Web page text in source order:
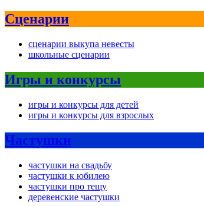
Сценарии
сценарии выкупа невесты
школьные сценарии
Игры и конкурсы
игры и конкурсы для детей
игры и конкурсы для взрослых
Частушки
частушки на свадьбу
частушки к юбилею
частушки про тещу
деревенские частушки